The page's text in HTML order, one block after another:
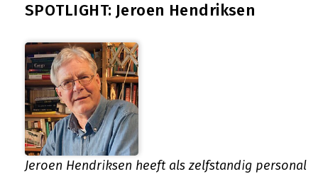
SPOTLIGHT: Jeroen Hendriksen
Jeroen Hendriksen heeft als zelfstandig personal